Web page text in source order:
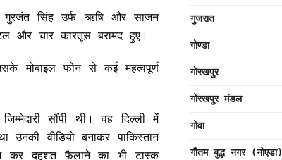
गुरजंत सिंह उर्फ ऋषि और साजन
और चार कारतूस बरामद हुए।
मोबाइल फोन से कई महत्वपूर्ण
सौंपी थी। वह दिल्ली में
वीडियो बनाकर पाकिस्तान
कर दहशत फैलाने का भी टास्क
गुजरात
गोण्डा
गोरखपुर
गोरखपुर मंडल
गोवा
गौतम बुद्ध नगर (नोएडा)